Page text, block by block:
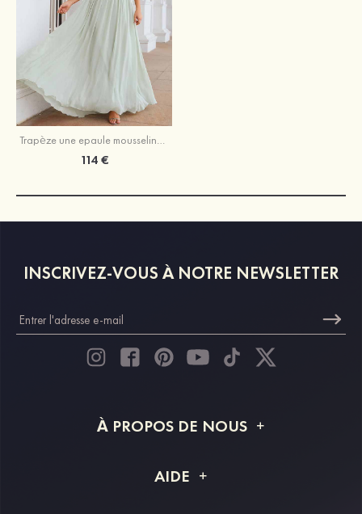
Trapèze une epaule mousseline dos nu longueur ras du sol robe de demoiselle d'honneur
114 €
INSCRIVEZ-VOUS À NOTRE NEWSLETTER
À PROPOS DE NOUS
Livraison
AIDE